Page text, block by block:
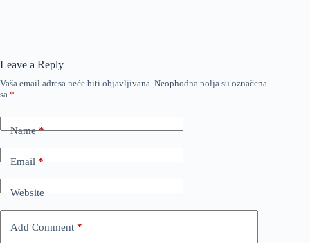
Leave a Reply
Vaša email adresa neće biti objavljivana. Neophodna polja su označena
sa *
Name*
Email*
Website
Add Comment *